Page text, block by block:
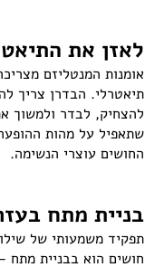
לאזן את
אומנות המנטליזם
תיאטרלי. הבדרן צריך
להצחיק, לבדר ולמשוך
שתאפיל על מהות
החושים עוצרי הנשימה.
בניית מתח
תפקיד משמעותי של
חושים הוא בבניית